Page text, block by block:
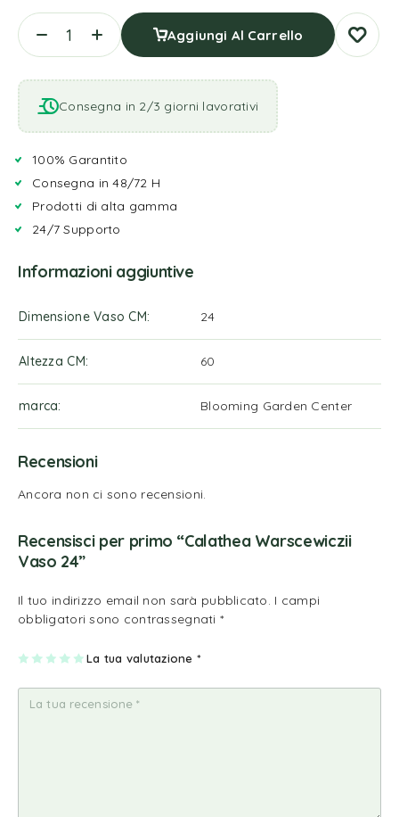
Aggiungi Al Carrello
Consegna in 2/3 giorni lavorativi
100% Garantito
Consegna in 48/72 H
Prodotti di alta gamma
24/7 Supporto
Informazioni aggiuntive
Dimensione Vaso CM 24
Altezza CM 60
marca Blooming Garden Center
Recensioni
Ancora non ci sono recensioni.
Recensisci per primo “Calathea Warscewiczii
Vaso 24”
Il tuo indirizzo email non sarà pubblicato. I campi
obbligatori sono contrassegnati *
La tua valutazione *
1
a
2
e
su
5
3
e
su
5
4
e
su
5
5
e
su
5